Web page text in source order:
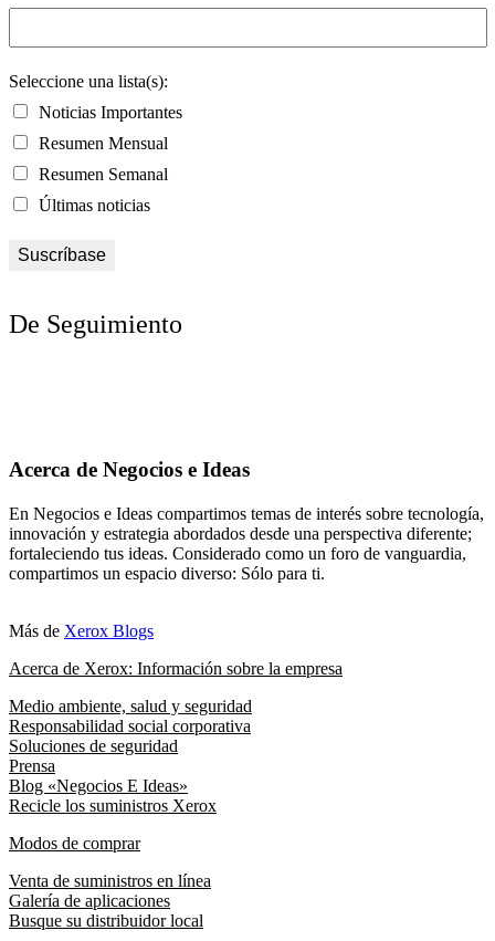
Seleccione una lista(s):
Noticias Importantes
Resumen Mensual
Resumen Semanal
Últimas noticias
De Seguimiento
Acerca de Negocios e Ideas
En Negocios e Ideas compartimos temas de interés sobre tecnología,
innovación y estrategia abordados desde una perspectiva diferente;
fortaleciendo tus ideas. Considerado como un foro de vanguardia,
compartimos un espacio diverso: Sólo para ti.
Más de Xerox Blogs
Acerca de Xerox: Información sobre la empresa
Medio ambiente, salud y seguridad
Responsabilidad social corporativa
Soluciones de seguridad
Prensa
Blog «Negocios E Ideas»
Recicle los suministros Xerox
Modos de comprar
Venta de suministros en línea
Galería de aplicaciones
Busque su distribuidor local